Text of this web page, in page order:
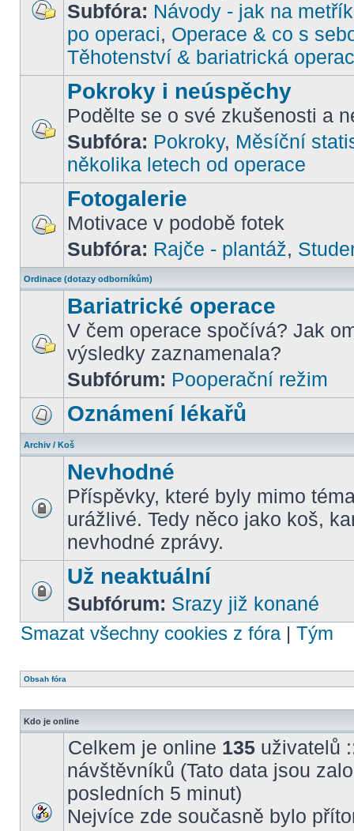
Subfóra: Návody - jak na
po operaci, Operace & co s
Těhotenství & bariatrická
Pokroky i neúspěchy
Podělte se o své zkušenosti a
Subfóra: Pokroky, Měsíční
několika letech od operace
Fotogalerie
Motivace v podobě fotek
Subfóra: Rajče - plantáž,
Ordinace (dotazy odborníkům)
Bariatrické operace
V čem operace spočívá? Jak
výsledky zaznamenala?
Subfórum: Pooperační režim
Oznámení lékařů
Archiv / Koš
Nevhodné
Příspěvky, které byly mimo
urážlivé. Tedy něco jako koš,
nevhodné zprávy.
Už neaktuální
Subfórum: Srazy již konané
Smazat všechny cookies z fóra| Tým
Obsah fóra
Kdo je online
Celkem je online 135 uživatelů
návštěvníků (Tato data jsou
posledních 5 minut)
Nejvíce zde současně bylo